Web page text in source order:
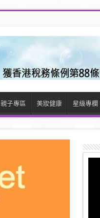
親子專區 美妝健康 星級專欄